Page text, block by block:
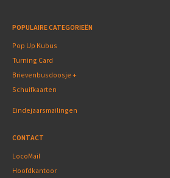
POPULAIRE CATEGORIEËN
Pop Up Kubus
Turning Card
Brievenbusdoosje +
Schuifkaarten
Eindejaarsmailingen
CONTACT
LocoMail
Hoofdkantoor